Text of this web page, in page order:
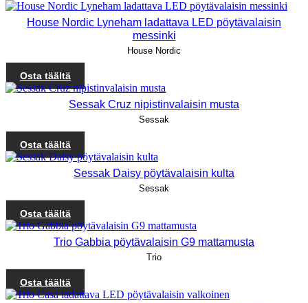
House Nordic Lyneham ladattava LED pöytävalaisin
messinki
House Nordic
Osta täältä
Sessak Cruz nipistinvalaisin musta
Sessak
Osta täältä
Sessak Daisy pöytävalaisin kulta
Sessak
Osta täältä
Trio Gabbia pöytävalaisin G9 mattamusta
Trio
Osta täältä